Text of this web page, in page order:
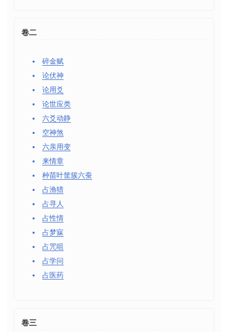
卷二
碎金赋
论伏神
论用爻
论世应类
六爻动静
空神煞
六亲用变
来情章
种苗叶筐簇六蚕
占渔猎
占寻人
占性情
占梦寐
占咒咀
占学问
占医药
卷三